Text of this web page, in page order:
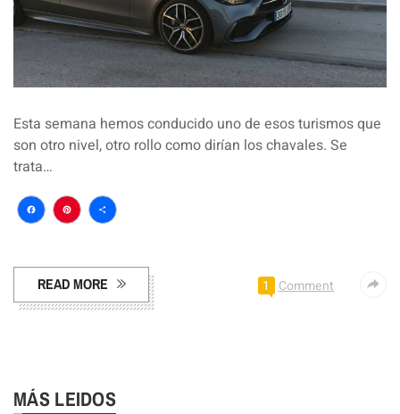
Esta semana hemos conducido uno de esos turismos que
son otro nivel, otro rollo como dirían los chavales. Se
trata…
Facebook
Pinterest
Compartir
READ MORE 1 Comment
MÁS LEIDOS